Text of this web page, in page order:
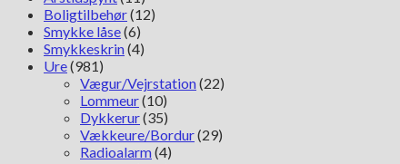
Boligtilbehør(12)
Smykke låse(6)
Smykkeskrin(4)
Ure(981)
Vægur/Vejrstation(22)
Lommeur(10)
Dykkerur(35)
Vækkeure/Bordur(29)
Radioalarm(4)